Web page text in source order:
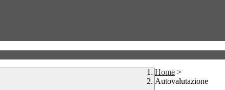
Home >
Autovalutazione